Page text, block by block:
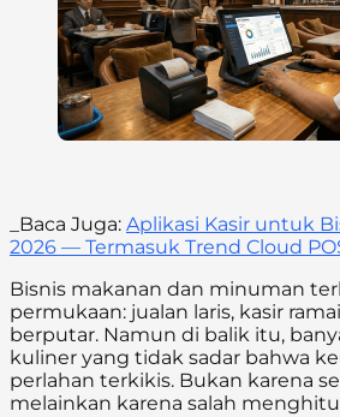
_Baca Juga: Aplikasi Kasir untuk
2026 — Termasuk Trend Cloud
Bisnis makanan dan minuman
permukaan: jualan laris, kasir
berputar. Namun di balik itu,
kuliner yang tidak sadar bahwa
perlahan terkikis. Bukan karena
melainkan karena salah